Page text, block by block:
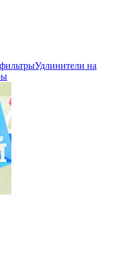
Удлинители на